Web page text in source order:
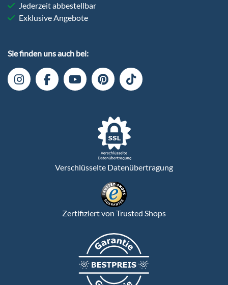
Sie finden uns auch bei:
Verschlüsselte Datenübertragung
Zertifiziert von Trusted Shops
Jederzeit abbestellbar
Exklusive Angebote